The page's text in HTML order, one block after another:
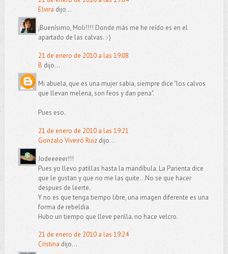
Elvira dijo...
¡Buenísimo, Moli!!!! Donde más me he reído es en el
apartado de las calvas. :-)
21 de enero de 2010 a las 19:08
B dijo...
Mi abuela, que es una mujer sabia, siempre dice "los calvos
que llevan melena, son feos y dan pena".
Pues eso.
21 de enero de 2010 a las 19:21
Gonzalo Viveiró Ruizdijo...
Jodeeeeer!!!
Pues yo llevo patillas hasta la mandíbula. La Parienta dice
que le gustan y que no me las quite...No se que hacer
despues de leerte.
Y no es que tenga tiempo libre, una imagen diferente es una
forma de rebeldia.
Hubo un tiempo que lleve perilla. no hace velcro.
21 de enero de 2010 a las 19:24
Cristina dijo...